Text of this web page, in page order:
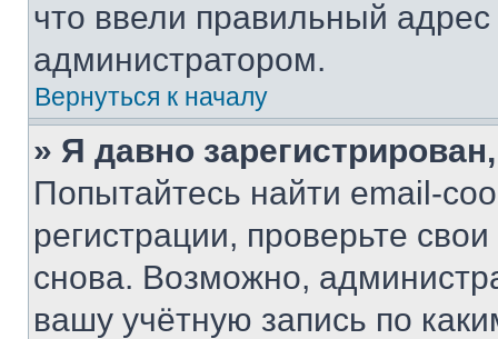
что ввели правильный адрес
администратором.
Вернуться к началу
» Я давно
Попытайтесь найти email-
регистрации, проверьте
снова. Возможно,
вашу учётную запись по